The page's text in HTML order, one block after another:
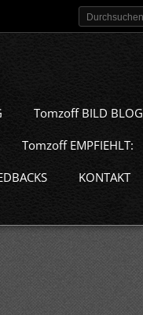
Tomzoff BILD BLOG
Tomzoff EMPFIEHLT:
KONTAKT